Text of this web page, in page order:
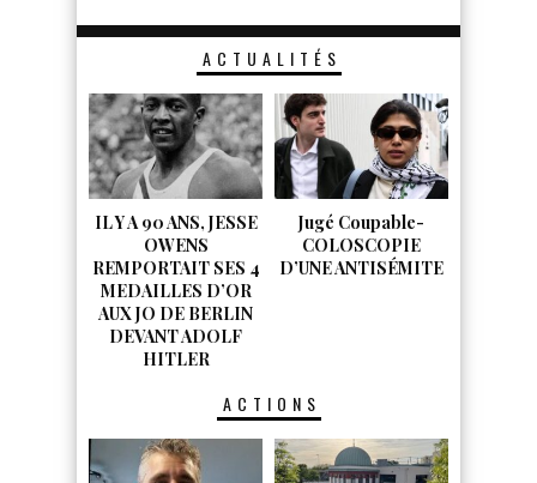
ACTUALITÉS
IL Y A 90 ANS, JESSE
OWENS
REMPORTAIT SES 4
MEDAILLES D’OR
AUX JO DE BERLIN
DEVANT ADOLF
HITLER
Jugé Coupable-
COLOSCOPIE
D’UNE ANTISÉMITE
ACTIONS